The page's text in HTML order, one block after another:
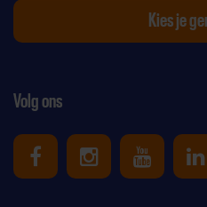
Volg ons
Uniek Sporten op
UniekUniek
Kies je